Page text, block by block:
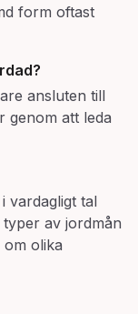
form oftast
ansluten till
genom att leda
vardagligt tal
av jordmån
om olika